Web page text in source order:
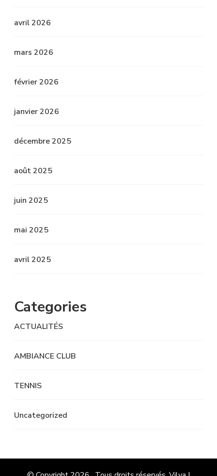
avril 2026
mars 2026
février 2026
janvier 2026
décembre 2025
août 2025
juin 2025
mai 2025
avril 2025
Categories
ACTUALITÉS
AMBIANCE CLUB
TENNIS
Uncategorized